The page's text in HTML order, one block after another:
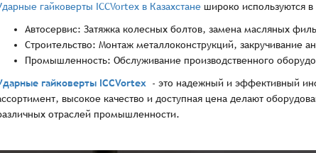
гайковерты ICCVortex в Казахстанешироко используются
Автосервис: Затяжка колесных болтов, замена масляных
Строительство: Монтаж металлоконструкций, закручивание
Промышленность: Обслуживание производственного
гайковерты ICCVortex- это надежный и эффективный
высокое качество и доступная цена делают
отраслей промышленности.